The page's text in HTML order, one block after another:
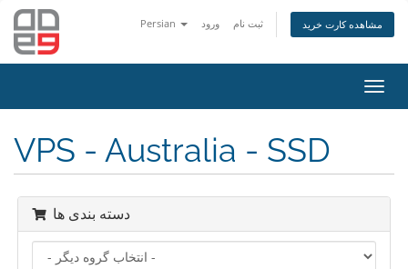
Persian ورود ثبت نام مشاهده کارت خرید
تغییر
VPS - Australia - SSD
دسته بندی ها